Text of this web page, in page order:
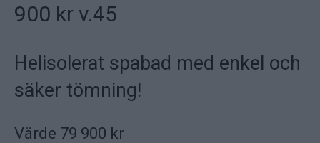
900 kr v.45
Helisolerat spabad med enkel och
säker tömning!
Värde 79 900 kr